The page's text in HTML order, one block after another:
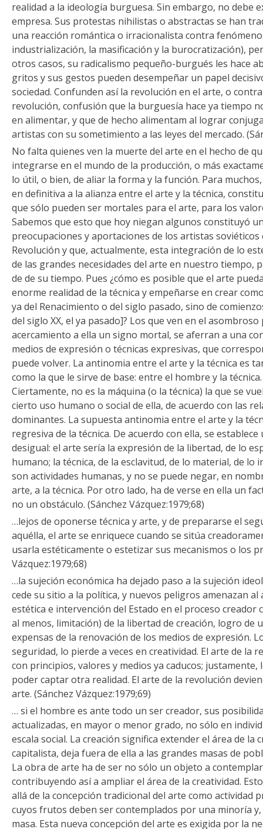
realidad a la ideología burguesa. Sin embargo, no debe
empresa. Sus protestas nihilistas o abstractas se han
una reacción romántica o irracionalista contra
industrialización, la masificación y la burocratización),
otros casos, su radicalismo pequeño-burgués les hace
gritos y sus gestos pueden desempeñar un papel
sociedad. Confunden así la revolución en el arte, o
revolución, confusión que la burguesía hace ya tiempo
en alimentar, y que de hecho alimentam al lograr
artistas con su sometimiento a las leyes del mercado.
No falta quienes ven la muerte del arte en el hecho de
integrarse en el mundo de la producción, o más
lo útil, o bien, de aliar la forma y la función. Para
en definitiva a la alianza entre el arte y la técnica,
que sólo pueden ser mortales para el arte, para los
Sabemos que esto que hoy niegan algunos constituyó
preocupaciones y aportaciones de los artistas
Revolución y que, actualmente, esta integración de lo
de las grandes necesidades del arte en nuestro tiempo,
de de su tiempo. Pues ¿cómo es posible que el arte
enorme realidad de la técnica y empeñarse en crear
ya del Renacimiento o del siglo pasado, sino de
del siglo XX, el ya pasado]? Los que ven en el
acercamiento a ella un signo mortal, se aferran a una
medios de expresión o técnicas expresivas, que
puede volver. La antinomia entre el arte y la técnica es
como la que le sirve de base: entre el hombre y la técnica.
Ciertamente, no es la máquina (o la técnica) la que se
cierto uso humano o social de ella, de acuerdo con las
dominantes. La supuesta antinomia entre el arte y la
regresiva de la técnica. De acuerdo con ella, se
desigual: el arte sería la expresión de la libertad, de lo
humano; la técnica, de la esclavitud, de lo material, de lo
son actividades humanas, y no se puede negar, en
arte, a la técnica. Por otro lado, ha de verse en ella un
no un obstáculo. (Sánchez Vázquez:1979;68)
…lejos de oponerse técnica y arte, y de prepararse el
aquélla, el arte se enriquece cuando se sitúa
usarla estéticamente o estetizar sus mecanismos o los
Vázquez:1979;68)
…la sujeción económica ha dejado paso a la sujeción
cede su sitio a la política, y nuevos peligros amenazan
estética e intervención del Estado en el proceso creador
al menos, limitación) de la libertad de creación, logro de
expensas de la renovación de los medios de expresión.
seguridad, lo pierde a veces en creatividad. El arte de la
con principios, valores y medios ya caducos;
poder captar otra realidad. El arte de la revolución
arte. (Sánchez Vázquez:1979;69)
… si el hombre es ante todo un ser creador, sus
actualizadas, en mayor o menor grado, no sólo en
escala social. La creación significa extender el área de la
capitalista, deja fuera de ella a las grandes masas de
La obra de arte ha de ser no sólo un objeto a
contribuyendo así a ampliar el área de la creatividad.
allá de la concepción tradicional del arte como actividad
cuyos frutos deben ser contemplados por una minoría
masa. Esta nueva concepción del arte es exigida por la